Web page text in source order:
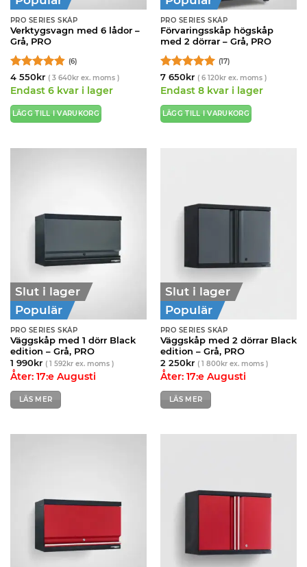
PRO SERIES SKÅP
Verktygsvagn med 6 lådor –
Grå, PRO
Betygsatt
4.83av 5
(6)
4 550kr ( 3 640krex. moms )
Endast 6 kvar i lager
LÄGG TILL I VARUKORG
PRO SERIES SKÅP
Förvaringsskåp högskåp
med 2 dörrar – Grå, PRO
Betygsatt5
av 5
(17)
7 650kr ( 6 120krex. moms )
Endast 8 kvar i lager
LÄGG TILL I VARUKORG
Slut i lager
Populär
PRO SERIES SKÅP
Väggskåp med 1 dörr Black
edition – Grå, PRO
1 990kr ( 1 592krex. moms )
Åter: 17:e Augusti
LÄS MER
Slut i lager
Populär
PRO SERIES SKÅP
Väggskåp med 2 dörrar Black
edition – Grå, PRO
2 250kr ( 1 800krex. moms )
Åter: 17:e Augusti
LÄS MER